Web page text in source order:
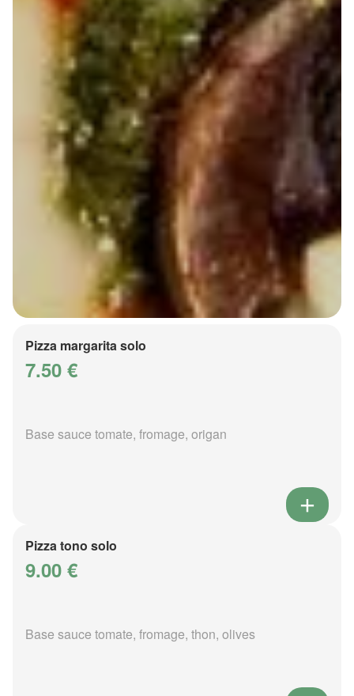
Pizza margarita solo
7.50 €
Base sauce tomate, fromage, origan
Pizza tono solo
9.00 €
Base sauce tomate, fromage, thon, olives